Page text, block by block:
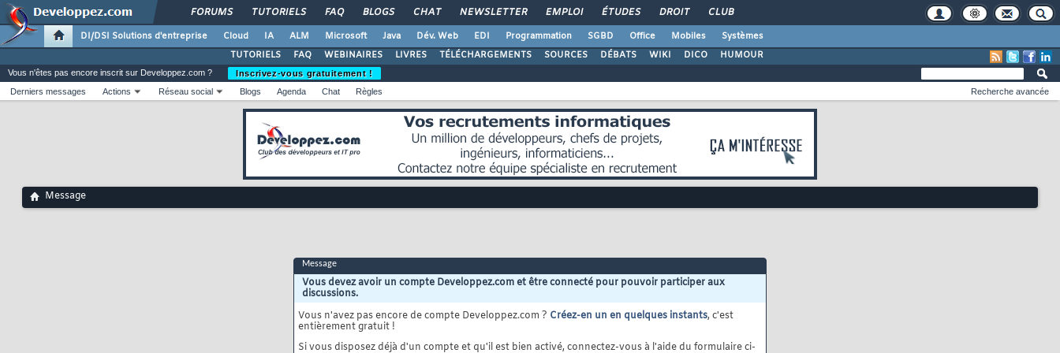
FORUMS TUTORIELS FAQ BLOGS CHAT NEWSLETTER EMPLOI ÉTUDES DROIT CLUB
DI/DSI Solutions d'entreprise Cloud IA ALM Microsoft Java Dév. Web EDI Programmation SGBD Office Mobiles
Systèmes
TUTORIELS
FAQ WEBINAIRES LIVRES TÉLÉCHARGEMENTS SOURCES DÉBATS WIKI DICO HUMOUR
Vous n'êtes pas encore inscrit sur Developpez.com ?
Inscrivez-vous gratuitement !
Derniers messages
Actions Réseau social Blogs Agenda Chat Règles Recherche avancée
Message
Message
Vous devez avoir un compte Developpez.com et être connecté pour pouvoir participer aux
discussions.
Vous n'avez pas encore de compte Developpez.com ? Créez-en un en quelques instants, c'est
entièrement gratuit !
Si vous disposez déjà d'un compte et qu'il est bien activé, connectez-vous à l'aide du formulaire ci-